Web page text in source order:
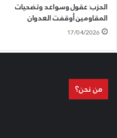
الحزب: عقول وسواعد وتضحيات
المقاومين أوقفت العدوان
17/04/2026
من نحن؟